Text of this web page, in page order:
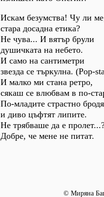
Искам безумства! Чу ли
стара досадна етика?
Не чува... И вятър брули
душичката на небето.
И само на сантиметри
звезда се търкулна. (Рор-
И малко ми стана ретро,
сякаш се влюбвам в по-
По-младите страстно
и диво цъфтят липите.
Не трябваше да е
Добре, че мене не питат.
© Миряна